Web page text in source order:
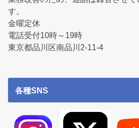
す。
金曜定休
電話受付10時～19時
東京都品川区南品川2-11-4
各種SNS